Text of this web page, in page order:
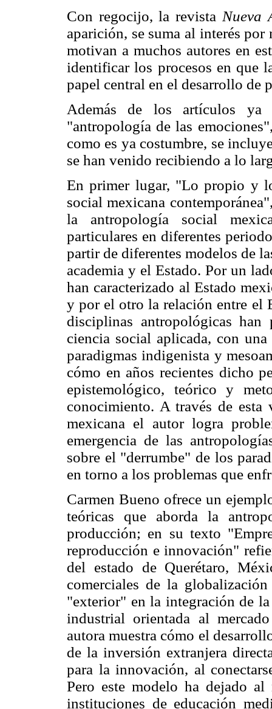
Con regocijo, la revista Nueva
aparición, se suma al interés por
motivan a muchos autores en
identificar los procesos en que
papel central en el desarrollo de
Además de los artículos ya
"antropología de las
como es ya costumbre, se
se han venido recibiendo a lo
En primer lugar, "Lo propio y
social mexicana
la antropología social
particulares en diferentes
partir de diferentes modelos de
academia y el Estado. Por un
han caracterizado al Estado
y por el otro la relación entre el
disciplinas antropológicas
ciencia social aplicada, con
paradigmas indigenista y
cómo en años recientes dicho
epistemológico, teórico y
conocimiento. A través de
mexicana el autor logra
emergencia de las
sobre el "derrumbe" de los
en torno a los problemas que
Carmen Bueno ofrece un
teóricas que aborda la
producción; en su texto
reproducción e innovación"
del estado de Querétaro,
comerciales de la
"exterior" en la integración de
industrial orientada al
autora muestra cómo el
de la inversión extranjera
para la innovación, al
Pero este modelo ha dejado
instituciones de educación